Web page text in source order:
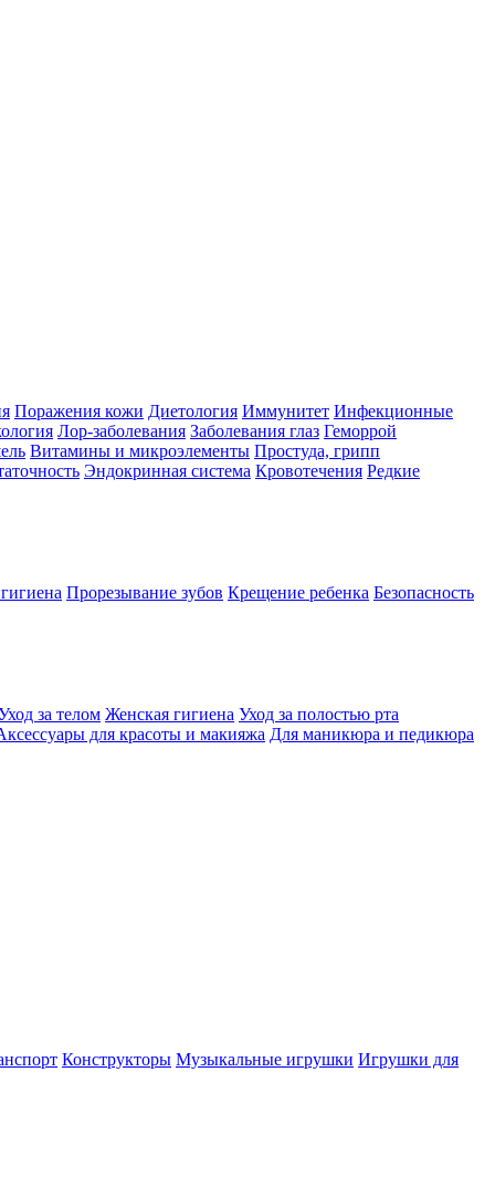
Поражения кожи Диетология Иммунитет Инфекционные
Лор-заболевания Заболевания глаз Геморрой
Витамины и микроэлементы Простуда, грипп
Эндокринная система Кровотечения Редкие
Прорезывание зубов Крещение ребенка Безопасность
за телом Женская гигиена Уход за полостью рта
для красоты и макияжа Для маникюра и педикюра
Конструкторы Музыкальные игрушки Игрушки для